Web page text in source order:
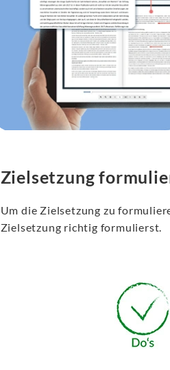
Zielsetzung
Um die Zielsetzung zu
Zielsetzung richtig formulierst.